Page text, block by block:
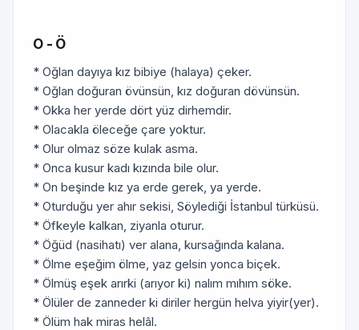
O - Ö
* Oğlan dayıya kız bibiye (halaya) çeker.
* Oğlan doğuran övünsün, kız doğuran dövünsün.
* Okka her yerde dört yüz dirhemdir.
* Olacakla öleceğe çare yoktur.
* Olur olmaz söze kulak asma.
* Onca kusur kadı kızında bile olur.
* On beşinde kız ya erde gerek, ya yerde.
* Oturduğu yer ahır sekisi, Söylediği İstanbul türküsü.
* Öfkeyle kalkan, ziyanla oturur.
* Öğüd (nasihatı) ver alana, kursağında kalana.
* Ölme eşeğim ölme, yaz gelsin yonca biçek.
* Ölmüş eşek arırki (arıyor ki) nalım mıhım söke.
* Ölüler de zanneder ki diriler hergün helva yiyir(yer).
* Ölüm hak miras helâl.